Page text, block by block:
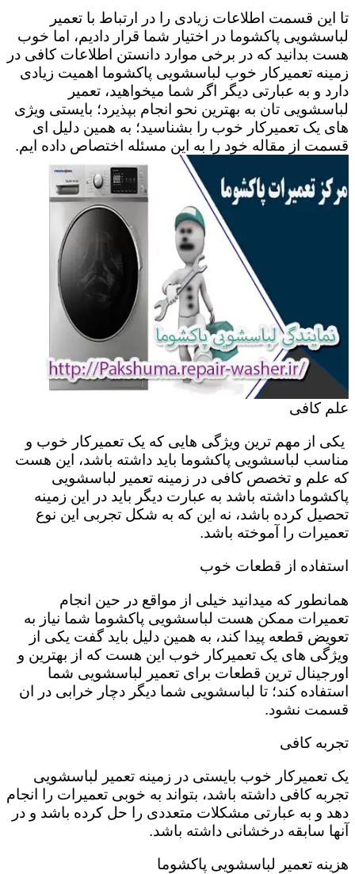
تا این قسمت اطلاعات زیادی را در ارتباط با تعمیر
لباسشویی پاکشوما در اختیار شما قرار دادیم، اما خوب
هست بدانید که در برخی موارد دانستن اطلاعات کافی در
زمینه تعمیرکار خوب لباسشویی پاکشوما اهمیت زیادی
دارد و به عبارتی دیگر اگر شما میخواهید، تعمیر
لباسشویی تان به بهترین نحو انجام بپذیرد؛ بایستی ویژی
های یک تعمیرکار خوب را بشناسید؛ به همین دلیل ای
قسمت از مقاله خود را به این مسئله اختصاص داده ایم.
علم کافی
یکی از مهم ترین ویژگی هایی که یک تعمیرکار خوب و
مناسب لباسشویی پاکشوما باید داشته باشد، این هست
که علم و تخصص کافی در زمینه تعمیر لباسشویی
پاکشوما داشته باشد به عبارت دیگر باید در این زمینه
تحصیل کرده باشد، نه این که به شکل تجربی این نوع
تعمیرات را آموخته باشد.
استفاده از قطعات خوب
همانطور که میدانید خیلی از مواقع در حین انجام
تعمیرات ممکن هست لباسشویی پاکشوما شما نیاز به
تعویض قطعه پیدا کند، به همین دلیل باید گفت یکی از
ویژگی های یک تعمیرکار خوب این هست که از بهترین و
اورجینال ترین قطعات برای تعمیر لباسشویی شما
استفاده کند؛ تا لباسشویی شما دیگر دچار خرابی در ان
قسمت نشود.
تجربه کافی
یک تعمیرکار خوب بایستی در زمینه تعمیر لباسشویی
تجربه کافی داشته باشد، بتواند به خوبی تعمیرات را انجام
دهد و به عبارتی مشکلات متعددی را حل کرده باشد و در
آنها سابقه درخشانی داشته باشد.
هزینه تعمیر لباسشویی پاکشوما